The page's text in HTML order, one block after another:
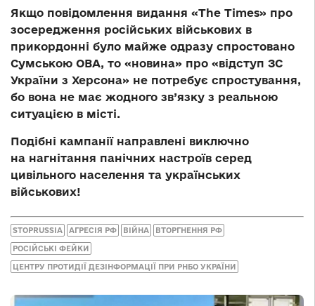
Якщо повідомлення видання «The Times» про
зосередження російських військових в
прикордонні було майже одразу спростовано
Сумською ОВА, то «новина» про «відступ ЗС
України з Херсона» не потребує спростування,
бо вона не має жодного зв’язку з реальною
ситуацією в місті.
Подібні кампанії направлені виключно
на нагнітання панічних настроїв серед
цивільного населення та українських
військових!
STOPRUSSIA АГРЕСІЯ РФ ВІЙНА ВТОРГНЕННЯ РФ
РОСІЙСЬКІ ФЕЙКИ
ЦЕНТРУ ПРОТИДІЇ ДЕЗІНФОРМАЦІЇ ПРИ РНБО УКРАЇНИ